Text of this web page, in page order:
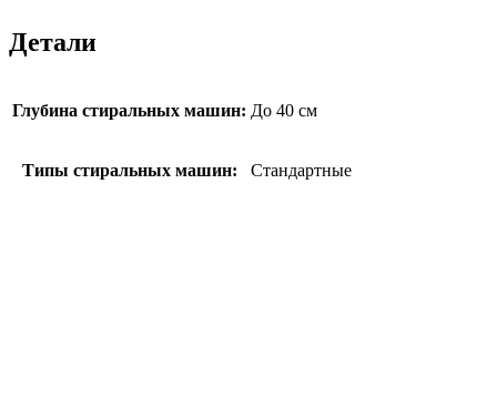
Детали
Глубина стиральных машин: До 40 см
Типы стиральных машин: Стандартные